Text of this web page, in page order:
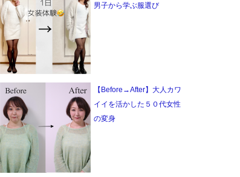
男子から学ぶ服選び
【Before→After】大人カワ
イイを活かした５０代女性
の変身